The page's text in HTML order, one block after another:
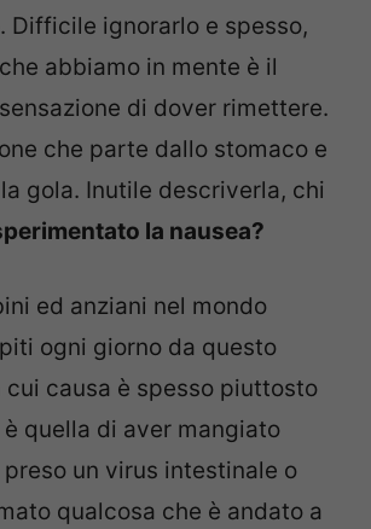
Difficile ignorarlo e spesso,
abbiamo in mente è il
di dover rimettere.
che parte dallo stomaco e
gola. Inutile descriverla, chi
la nausea?
ed anziani nel mondo
ogni giorno da questo
cui causa è spesso piuttosto
quella di aver mangiato
un virus intestinale o
qualcosa che è andato a